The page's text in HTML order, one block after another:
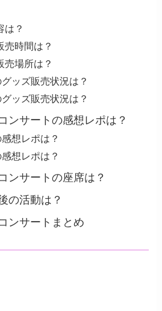
は？
売時間は？
売場所は？
ッズ販売状況は？
ッズ販売状況は？
ンサートの感想レポは？
想レポは？
想レポは？
ンサートの座席は？
の活動は？
ンサートまとめ